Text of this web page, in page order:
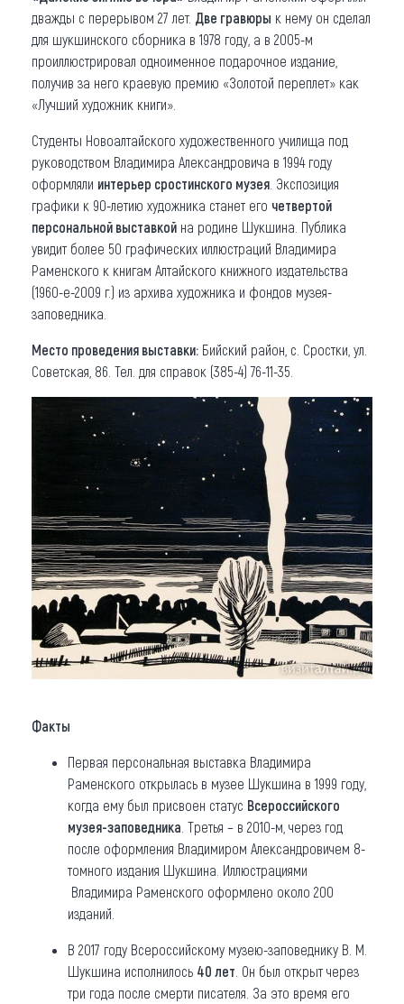
дважды с перерывом 27 лет. Две гравюры к нему он сделал
для шукшинского сборника в 1978 году, а в 2005-м
проиллюстрировал одноименное подарочное издание,
получив за него краевую премию «Золотой переплет» как
«Лучший художник книги».
Студенты Новоалтайского художественного училища под
руководством Владимира Александровича в 1994 году
оформляли интерьер сростинского музея . Экспозиция
графики к 90-летию художника станет его четвертой
персональной выставкой на родине Шукшина. Публика
увидит более 50 графических иллюстраций Владимира
Раменского к книгам Алтайского книжного издательства
(1960-е-2009 г.) из архива художника и фондов музея-
заповедника.
Место проведения выставки: Бийский район, с. Сростки, ул.
Советская, 86. Тел. для справок (385-4) 76-11-35.
Факты
Первая персональная выставка Владимира
Раменского открылась в музее Шукшина в 1999 году,
когда ему был присвоен статус Всероссийского
музея-заповедника . Третья – в 2010-м, через год
после оформления Владимиром Александровичем 8-
томного издания Шукшина. Иллюстрациями
Владимира Раменского оформлено около 200
изданий.
В 2017 году Всероссийскому музею-заповеднику В. М.
Шукшина исполнилось 40 лет . Он был открыт через
три года после смерти писателя. За это время его